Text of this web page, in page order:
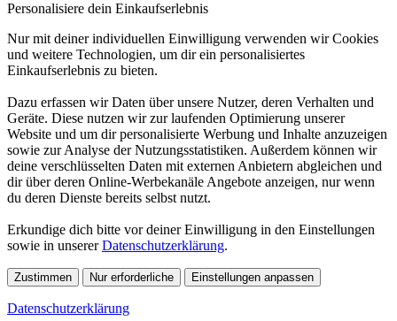
Personalisiere dein Einkaufserlebnis
Nur mit deiner individuellen Einwilligung verwenden wir Cookies
und weitere Technologien, um dir ein personalisiertes
Einkaufserlebnis zu bieten.
Dazu erfassen wir Daten über unsere Nutzer, deren Verhalten und
Geräte. Diese nutzen wir zur laufenden Optimierung unserer
Website und um dir personalisierte Werbung und Inhalte anzuzeigen
sowie zur Analyse der Nutzungsstatistiken. Außerdem können wir
deine verschlüsselten Daten mit externen Anbietern abgleichen und
dir über deren Online-Werbekanäle Angebote anzeigen, nur wenn
du deren Dienste bereits selbst nutzt.
Erkundige dich bitte vor deiner Einwilligung in den Einstellungen
sowie in unsererDatenschutzerklärung.
Zustimmen Nur erforderliche Einstellungen anpassen
Datenschutzerklärung